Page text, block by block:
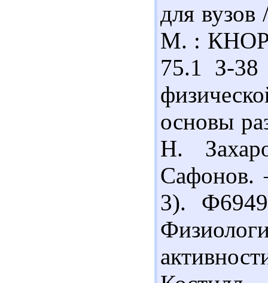
для
М. :
75.1 З-
основы
Н.
Сафонов.
3).